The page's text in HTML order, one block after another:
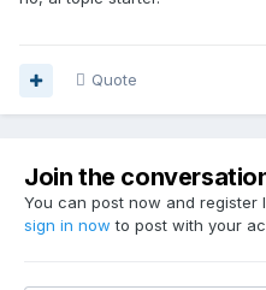
Quote
Join the
You can post now and register
sign in now to post with your